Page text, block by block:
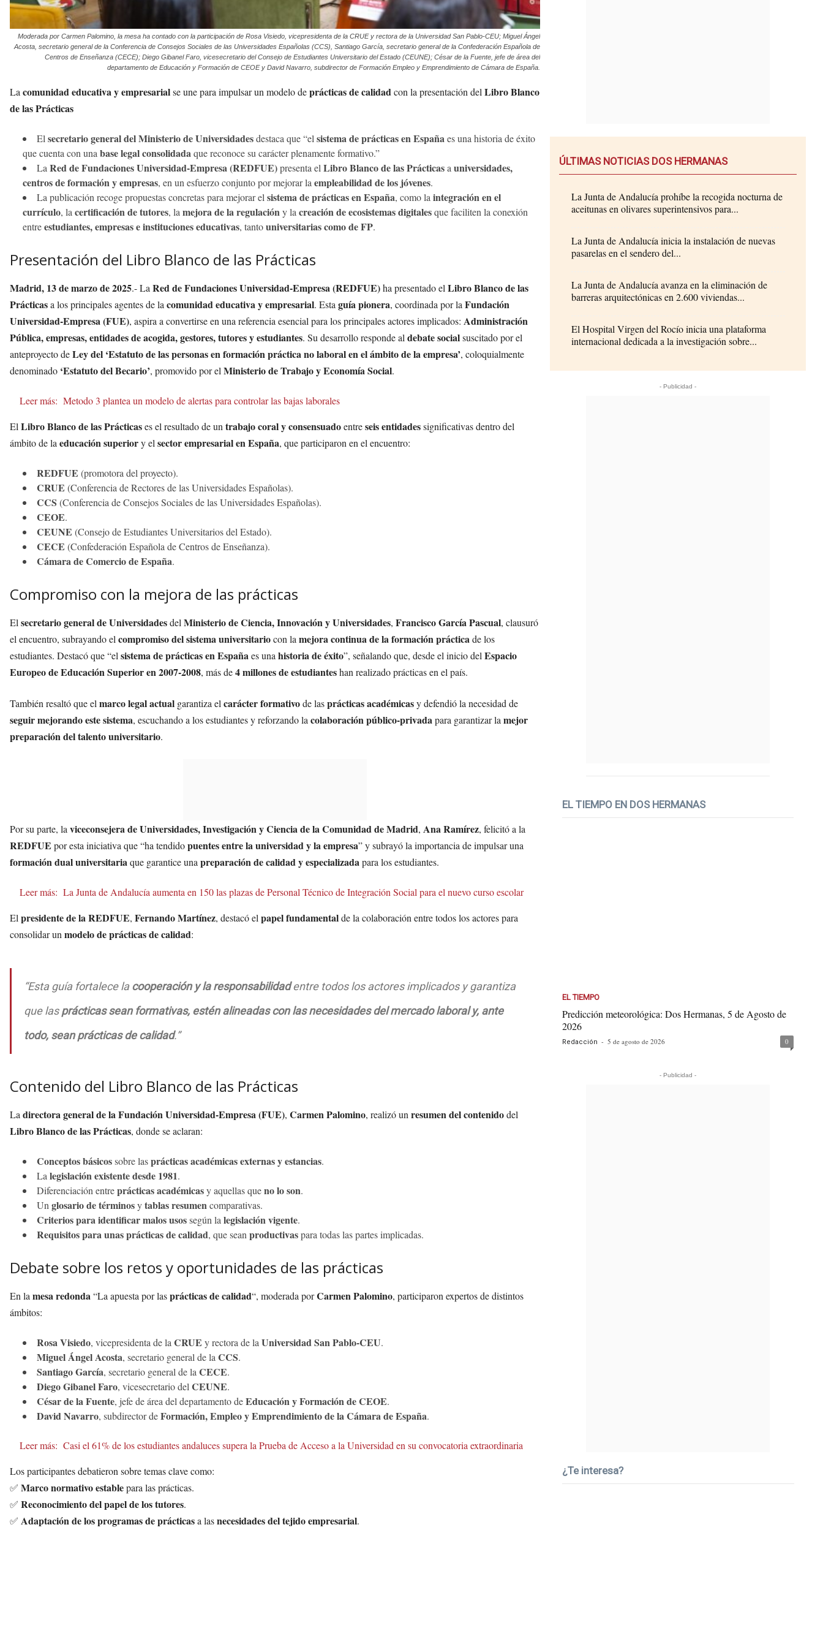
Moderada por Carmen Palomino, la mesa ha contado con la participación de Rosa Visiedo, vicepresidenta de la CRUE y rectora de la Universidad San Pablo-CEU; Miguel Ángel
Acosta, secretario general de la Conferencia de Consejos Sociales de las Universidades Españolas (CCS), Santiago García, secretario general de la Confederación Española de
Centros de Enseñanza (CECE); Diego Gibanel Faro, vicesecretario del Consejo de Estudiantes Universitario del Estado (CEUNE); César de la Fuente, jefe de área del
departamento de Educación y Formación de CEOE y David Navarro, subdirector de Formación Empleo y Emprendimiento de Cámara de España.
Lacomunidad educativa y empresarialse une para impulsar un modelo deprácticas de calidadcon la presentación delLibro Blanco
de las Prácticas
Elsecretario general del Ministerio de Universidadesdestaca que “elsistema de prácticas en Españaes una historia de éxito
que cuenta con unabase legal consolidadaque reconoce su carácter plenamente formativo.”
LaRed de Fundaciones Universidad-Empresa (REDFUE)presenta elLibro Blanco de las Prácticasauniversidades,
centros de formación y empresas, en un esfuerzo conjunto por mejorar laempleabilidad de los jóvenes.
La publicación recoge propuestas concretas para mejorar elsistema de prácticas en España, como laintegración en el
currículo, lacertificación de tutores, lamejora de la regulacióny lacreación de ecosistemas digitalesque faciliten la conexión
entreestudiantes, empresas e instituciones educativas, tantouniversitarias como de FP.
Presentación del Libro Blanco de las Prácticas
Madrid, 13 de marzo de 2025.- LaRed de Fundaciones Universidad-Empresa (REDFUE)ha presentado elLibro Blanco de las
Prácticasa los principales agentes de lacomunidad educativa y empresarial. Estaguía pionera, coordinada por laFundación
Universidad-Empresa (FUE), aspira a convertirse en una referencia esencial para los principales actores implicados: Administración
Pública, empresas, entidades de acogida, gestores, tutores y estudiantes. Su desarrollo responde aldebate socialsuscitado por el
anteproyecto deLey del ‘Estatuto de las personas en formación práctica no laboral en el ámbito de la empresa’, coloquialmente
denominado ‘Estatuto del Becario’, promovido por elMinisterio de Trabajo y Economía Social.
Leer más: Metodo 3 plantea un modelo de alertas para controlar las bajas laborales
ElLibro Blanco de las Prácticases el resultado de untrabajo coral y consensuadoentreseis entidadessignificativas dentro del
ámbito de laeducación superiory elsector empresarial en España, que participaron en el encuentro:
REDFUE (promotora del proyecto).
CRUE (Conferencia de Rectores de las Universidades Españolas).
CCS (Conferencia de Consejos Sociales de las Universidades Españolas).
CEOE.
CEUNE (Consejo de Estudiantes Universitarios del Estado).
CECE (Confederación Española de Centros de Enseñanza).
Cámara de Comercio de España.
Compromiso con la mejora de las prácticas
Elsecretario general de UniversidadesdelMinisterio de Ciencia, Innovación y Universidades, Francisco García Pascual, clausuró
el encuentro, subrayando elcompromiso del sistema universitariocon lamejora continua de la formación prácticade los
estudiantes. Destacó que “elsistema de prácticas en Españaes unahistoria de éxito”, señalando que, desde el inicio delEspacio
Europeo de Educación Superior en 2007-2008, más de4 millones de estudianteshan realizado prácticas en el país.
También resaltó que elmarco legal actual garantiza elcarácter formativode lasprácticas académicasy defendió la necesidad de
seguir mejorando este sistema, escuchando a los estudiantes y reforzando lacolaboración público-privadapara garantizar lamejor
preparación del talento universitario.
Por su parte, laviceconsejera de Universidades, Investigación y Ciencia de la Comunidad de Madrid, Ana Ramírez, felicitó a la
REDFUE por esta iniciativa que “ha tendidopuentes entre la universidad y la empresa” y subrayó la importancia de impulsar una
formación dual universitariaque garantice unapreparación de calidad y especializadapara los estudiantes.
Leer más: La Junta de Andalucía aumenta en 150 las plazas de Personal Técnico de Integración Social para el nuevo curso escolar
Elpresidente de la REDFUE, Fernando Martínez, destacó elpapel fundamentalde la colaboración entre todos los actores para
consolidar unmodelo de prácticas de calidad:
“Esta guía fortalece lacooperación y la responsabilidadentre todos los actores implicados y garantiza
que lasprácticas sean formativas, estén alineadas con las necesidades del mercado laboral y, ante
todo, sean prácticas de calidad.”
Contenido del Libro Blanco de las Prácticas
Ladirectora general de la Fundación Universidad-Empresa (FUE), Carmen Palomino, realizó unresumen del contenidodel
Libro Blanco de las Prácticas, donde se aclaran:
Conceptos básicossobre lasprácticas académicas externas y estancias.
Lalegislación existente desde 1981.
Diferenciación entreprácticas académicasy aquellas queno lo son.
Unglosario de términosytablas resumencomparativas.
Criterios para identificar malos usossegún lalegislación vigente.
Requisitos para unas prácticas de calidad, que seanproductivaspara todas las partes implicadas.
Debate sobre los retos y oportunidades de las prácticas
En lamesa redonda“La apuesta por lasprácticas de calidad“, moderada porCarmen Palomino, participaron expertos de distintos
ámbitos:
Rosa Visiedo, vicepresidenta de laCRUE y rectora de laUniversidad San Pablo-CEU.
Miguel Ángel Acosta, secretario general de laCCS.
Santiago García, secretario general de laCECE.
Diego Gibanel Faro, vicesecretario delCEUNE.
César de la Fuente, jefe de área del departamento deEducación y Formación de CEOE.
David Navarro, subdirector deFormación, Empleo y Emprendimiento de la Cámara de España.
Leer más: Casi el 61% de los estudiantes andaluces supera la Prueba de Acceso a la Universidad en su convocatoria extraordinaria
Los participantes debatieron sobre temas clave como:
✅ Marco normativo establepara las prácticas.
✅ Reconocimiento del papel de los tutores.
✅ Adaptación de los programas de prácticasa lasnecesidades del tejido empresarial.
ÚLTIMAS NOTICIAS DOS HERMANAS
La Junta de Andalucía prohíbe la recogida nocturna de
aceitunas en olivares superintensivos para...
La Junta de Andalucía inicia la instalación de nuevas
pasarelas en el sendero del...
La Junta de Andalucía avanza en la eliminación de
barreras arquitectónicas en 2.600 viviendas...
El Hospital Virgen del Rocío inicia una plataforma
internacional dedicada a la investigación sobre...
- Publicidad -
EL TIEMPO EN DOS HERMANAS
EL TIEMPO
Predicción meteorológica: Dos Hermanas, 5 de Agosto de
2026
Redacción - 5 de agosto de 2026 0
- Publicidad -
¿Te interesa?